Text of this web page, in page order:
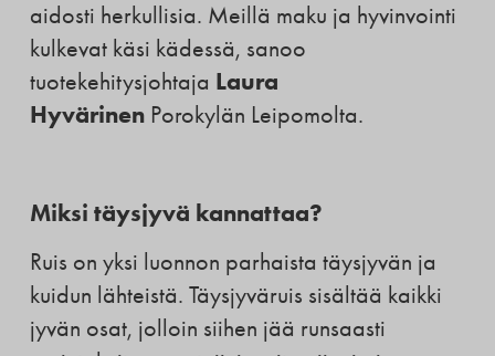
aidosti herkullisia. Meillä maku ja hyvinvointi
kulkevat käsi kädessä, sanoo
tuotekehitysjohtaja Laura
HyvärinenPorokylän Leipomolta.
Miksi täysjyvä kannattaa?
Ruis on yksi luonnon parhaista täysjyvän ja
kuidun lähteistä. Täysjyväruis sisältää kaikki
jyvän osat, jolloin siihen jää runsaasti